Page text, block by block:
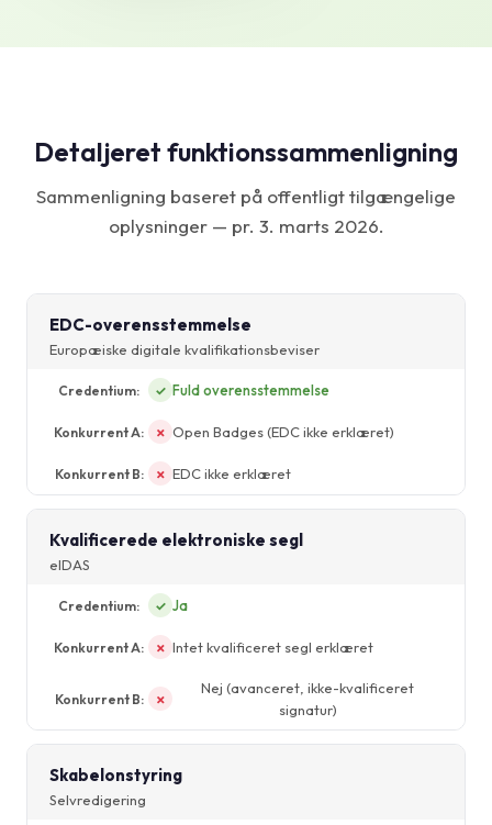
Detaljeret funktionssammenligning
Sammenligning baseret på offentligt tilgængelige
oplysninger — pr. 3. marts 2026.
EDC-overensstemmelse
Europæiske digitale kvalifikationsbeviser
✓ Fuld overensstemmelse
✗ Open Badges (EDC ikke erklæret)
✗ EDC ikke erklæret
Kvalificerede elektroniske segl
eIDAS
✓ Ja
✗ Intet kvalificeret segl erklæret
✗
Nej (avanceret, ikke-kvalificeret
signatur)
Skabelonstyring
Selvredigering